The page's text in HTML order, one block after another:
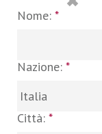
Nome: *
Nazione: *
Città: *